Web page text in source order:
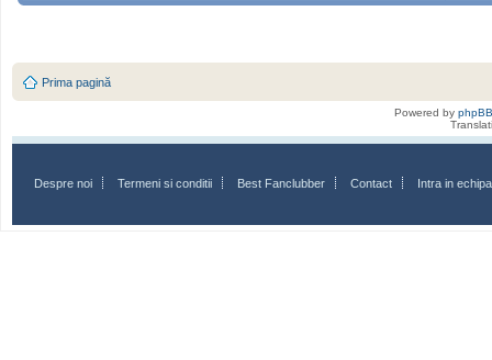
Prima pagină
Powered by phpBB
Despre noi Termeni si conditii Best Fanclubber Contact Intra in